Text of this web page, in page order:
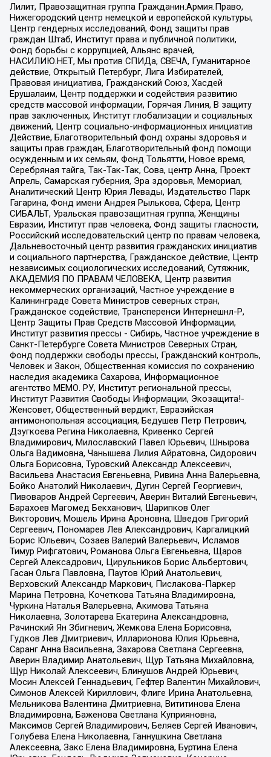
Лилит, Правозащитная группа Гражданин.Армия.Право,
Нижегородский центр немецкой и европейской культуры,
Центр гендерных исследований, Фонд защиты прав
граждан Штаб, Институт права и публичной политики,
Фонд борьбы с коррупцией, Альянс врачей,
НАСИЛИЮ.НЕТ, Мы против СПИДа, СВЕЧА, Гуманитарное
действие, Открытый Петербург, Лига Избирателей,
Правовая инициатива, Гражданский Союз, Хасдей
Ерушалаим, Центр поддержки и содействия развитию
средств массовой информации, Горячая Линия, В защиту
прав заключенных, Институт глобализации и социальных
движений, Центр социально-информационных инициатив
Действие, Благотворительный фонд охраны здоровья и
защиты прав граждан, Благотворительный фонд помощи
осужденным и их семьям, Фонд Тольятти, Новое время,
Серебряная тайга, Так-Так-Так, Сова, центр Анна, Проект
Апрель, Самарская губерния, Эра здоровья, Мемориал,
Аналитический Центр Юрия Левады, Издательство Парк
Гагарина, Фонд имени Андрея Рылькова, Сфера, Центр
СИБАЛЬТ, Уральская правозащитная группа, Женщины
Евразии, Институт прав человека, Фонд защиты гласности,
Российский исследовательский центр по правам человека,
Дальневосточный центр развития гражданских инициатив
и социального партнерства, Гражданское действие, Центр
независимых социологических исследований, Сутяжник,
АКАДЕМИЯ ПО ПРАВАМ ЧЕЛОВЕКА, Центр развития
некоммерческих организаций, Частное учреждение в
Калининграде Совета Министров северных стран,
Гражданское содействие, Трансперенси Интернешнл-Р,
Центр Защиты Прав Средств Массовой Информации,
Институт развития прессы - Сибирь, Частное учреждение в
Санкт-Петербурге Совета Министров Северных Стран,
Фонд поддержки свободы прессы, Гражданский контроль,
Человек и Закон, Общественная комиссия по сохранению
наследия академика Сахарова, Информационное
агентство МЕМО. РУ, Институт региональной прессы,
Институт Развития Свободы Информации, Экозащита!-
Женсовет, Общественный вердикт, Евразийская
антимонопольная ассоциация, Бедушев Петр Петрович,
Дзугкоева Регина Николаевна, Кривенко Сергей
Владимирович, Милославский Павел Юрьевич, Шнырова
Ольга Вадимовна, Чанышева Лилия Айратовна, Сидорович
Ольга Борисовна, Туровский Александр Алексеевич,
Васильева Анастасия Евгеньевна, Ривина Анна Валерьевна,
Бойко Анатолий Николаевич, Дугин Сергей Георгиевич,
Пивоваров Андрей Сергеевич, Аверин Виталий Евгеньевич,
Барахоев Магомед Бекханович, Шарипков Олег
Викторович, Мошель Ирина Ароновна, Шведов Григорий
Сергеевич, Пономарев Лев Александрович, Каргалицкий
Борис Юльевич, Созаев Валерий Валерьевич, Исламов
Тимур Рифгатович, Романова Ольга Евгеньевна, Щаров
Сергей Алексадрович, Цирульников Борис Альбертович,
Гасан Ольга Павловна, Паутов Юрий Анатольевич,
Верховский Александр Маркович, Пислакова-Паркер
Марина Петровна, Кочеткова Татьяна Владимировна,
Чуркина Наталья Валерьевна, Акимова Татьяна
Николаевна, Золотарева Екатерина Александровна,
Рачинский Ян Збигневич, Жемкова Елена Борисовна,
Гудков Лев Дмитриевич, Илларионова Юлия Юрьевна,
Саранг Анна Васильевна, Захарова Светлана Сергеевна,
Аверин Владимир Анатольевич, Щур Татьяна Михайловна,
Щур Николай Алексеевич, Блинушов Андрей Юрьевич,
Мосин Алексей Геннадьевич, Гефтер Валентин Михайлович,
Симонов Алексей Кириллович, Флиге Ирина Анатольевна,
Мельникова Валентина Дмитриевна, Вититинова Елена
Владимировна, Баженова Светлана Куприяновна,
Максимов Сергей Владимирович, Беляев Сергей Иванович,
Голубева Елена Николаевна, Ганнушкина Светлана
Алексеевна, Закс Елена Владимировна, Буртина Елена